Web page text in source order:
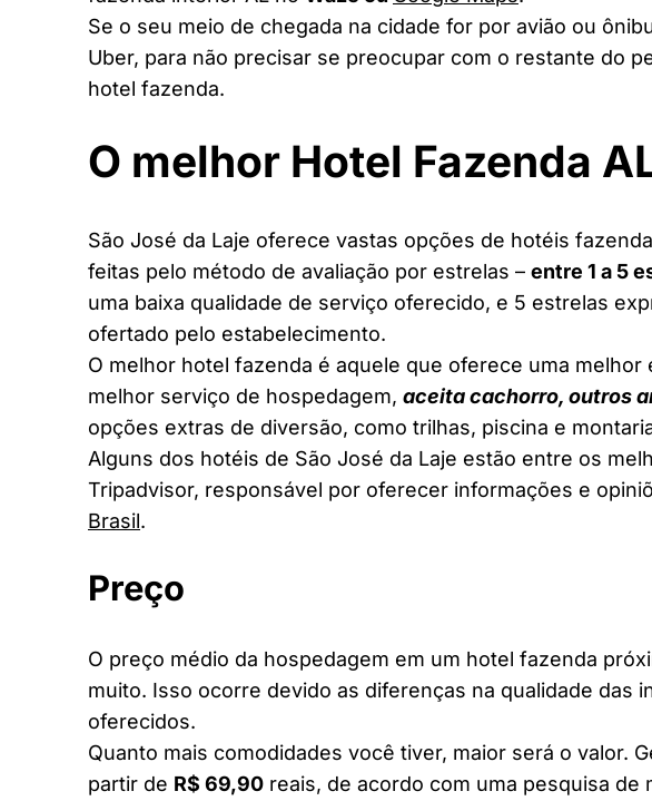
Se o seu meio de chegada na cidade for por avião ou
Uber, para não precisar se preocupar com o restante do
hotel fazenda.
O melhor Hotel Fazenda
São José da Laje oferece vastas opções de hotéis
feitas pelo método de avaliação por estrelas – entre 1 a 5
uma baixa qualidade de serviço oferecido, e 5 estrelas
ofertado pelo estabelecimento.
O melhor hotel fazenda é aquele que oferece uma
melhor serviço de hospedagem, aceita cachorro, outros
opções extras de diversão, como trilhas, piscina e
Alguns dos hotéis de São José da Laje estão entre os
Tripadvisor, responsável por oferecer informações e
Brasil.
Preço
O preço médio da hospedagem em um hotel fazenda
muito. Isso ocorre devido as diferenças na qualidade das
oferecidos.
Quanto mais comodidades você tiver, maior será o valor.
partir de R$ 69,90 reais, de acordo com uma pesquisa de